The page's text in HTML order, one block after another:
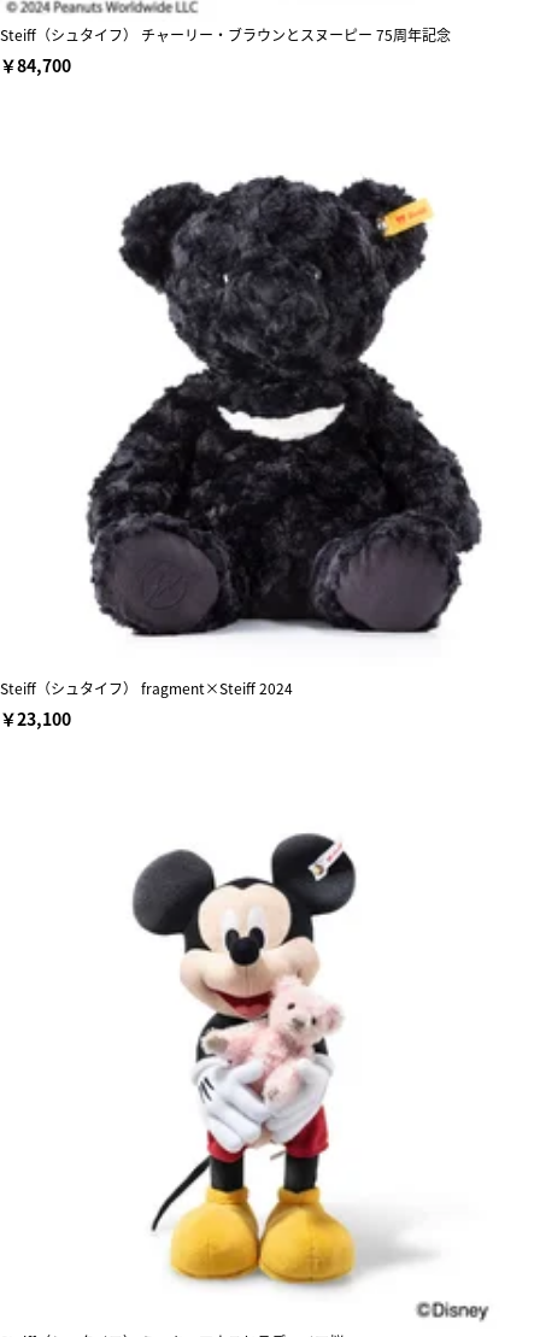
Steiff（シュタイフ） チャーリー・ブラウンとスヌーピー 75周年記念
￥84,700
Steiff（シュタイフ） fragment×Steiff 2024
￥23,100